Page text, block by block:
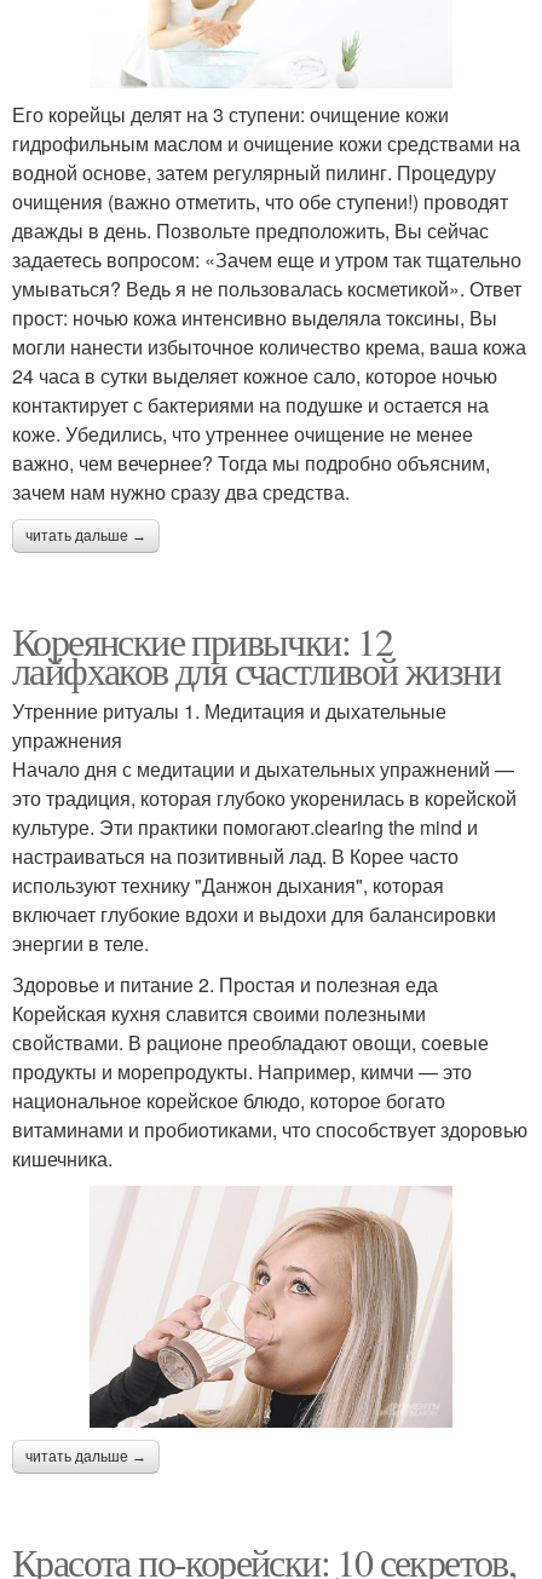
Его корейцы делят на 3 ступени: очищение кожи
гидрофильным маслом и очищение кожи средствами на
водной основе, затем регулярный пилинг. Процедуру
очищения (важно отметить, что обе ступени!) проводят
дважды в день. Позвольте предположить, Вы сейчас
задаетесь вопросом: «Зачем еще и утром так тщательно
умываться? Ведь я не пользовалась косметикой». Ответ
прост: ночью кожа интенсивно выделяла токсины, Вы
могли нанести избыточное количество крема, ваша кожа
24 часа в сутки выделяет кожное сало, которое ночью
контактирует с бактериями на подушке и остается на
коже. Убедились, что утреннее очищение не менее
важно, чем вечернее? Тогда мы подробно объясним,
зачем нам нужно сразу два средства.
читать дальше →
Кореянские привычки: 12
лайфхаков для счастливой жизни
Утренние ритуалы 1. Медитация и дыхательные
упражнения
Начало дня с медитации и дыхательных упражнений —
это традиция, которая глубоко укоренилась в корейской
культуре. Эти практики помогают.clearing the mind и
настраиваться на позитивный лад. В Корее часто
используют технику "Данжон дыхания", которая
включает глубокие вдохи и выдохи для балансировки
энергии в теле.
Здоровье и питание 2. Простая и полезная еда
Корейская кухня славится своими полезными
свойствами. В рационе преобладают овощи, соевые
продукты и морепродукты. Например, кимчи — это
национальное корейское блюдо, которое богато
витаминами и пробиотиками, что способствует здоровью
кишечника.
читать дальше →
Красота по-корейски: 10 секретов,